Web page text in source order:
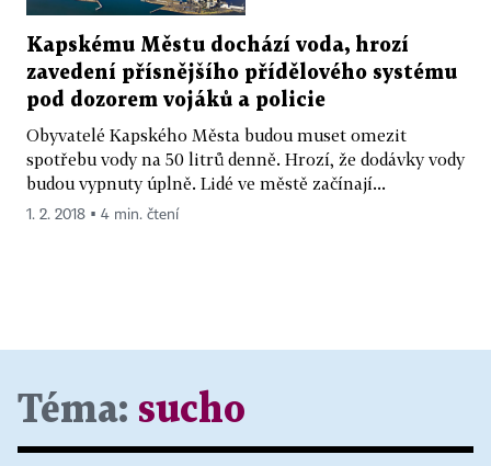
Kapskému Městu dochází voda, hrozí
zavedení přísnějšího přídělového systému
pod dozorem vojáků a policie
Obyvatelé Kapského Města budou muset omezit
spotřebu vody na 50 litrů denně. Hrozí, že dodávky vody
budou vypnuty úplně. Lidé ve městě začínají...
1. 2. 2018 ▪ 4 min. čtení
Téma: sucho